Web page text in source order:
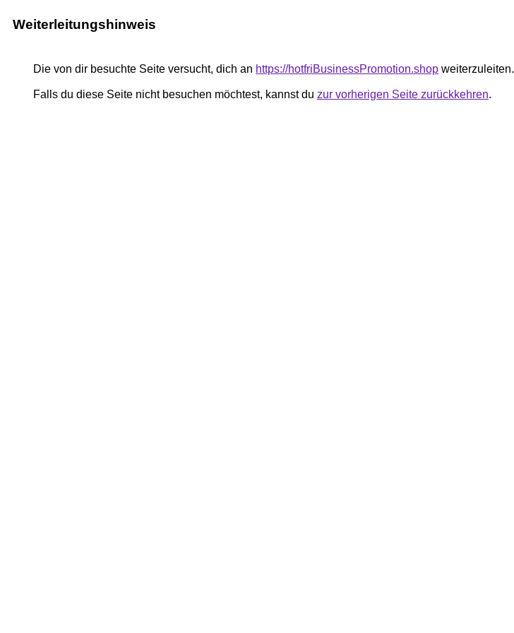
Weiterleitungshinweis
Die von dir besuchte Seite versucht, dich an https://hotfriBusinessPromotion.shop weiterzuleiten.
Falls du diese Seite nicht besuchen möchtest, kannst du zur vorherigen Seite zurückkehren.